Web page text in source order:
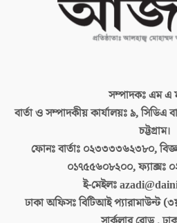
সম্পাদকঃএম এ
বার্তা ও সম্পাদকীয় কার্যালয়ঃ৯, সিডিএ
চট্টগ্রাম।
ফোনঃ বার্তাঃ ০২৩৩৩৩৬২৩৮০,
০১৭৫৫৬০৮২০০, ফ্যাক্সঃ
ই-মেইলঃ
ঢাকা অফিসঃবিটিআই প্যারামাউন্ট